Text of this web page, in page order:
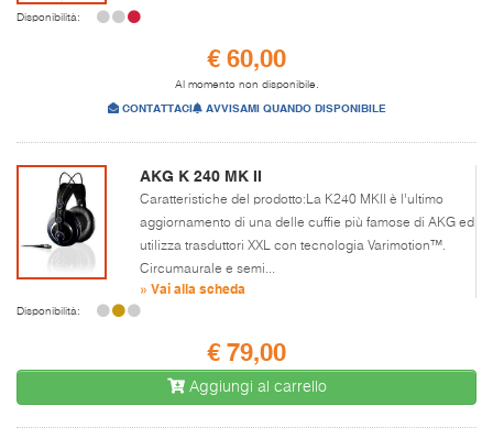
Disponibilità:
€ 60,00
Al momento non disponibile.
CONTATTACI AVVISAMI QUANDO DISPONIBILE
AKG K 240 MK II
Caratteristiche del prodotto:La K240 MKII è l’ultimo
aggiornamento di una delle cuffie più famose di AKG ed
utilizza trasduttori XXL con tecnologia Varimotion™.
Circumaurale e semi...
» Vai alla scheda
Disponibilità:
€ 79,00
Aggiungi al carrello